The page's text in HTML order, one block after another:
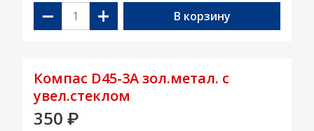
− + В корзину
Компас D45-3A зол.метал. с
увел.стеклом
350 ₽